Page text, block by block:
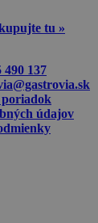
tu »
490 137‬
údajov